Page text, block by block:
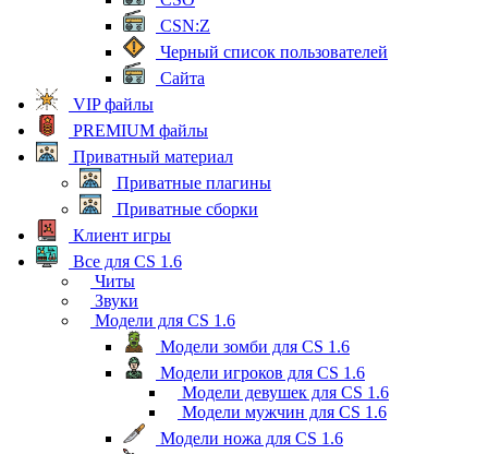
CSN:Z
Черный список пользователей
Сайта
VIP файлы
PREMIUM файлы
Приватный материал
Приватные плагины
Приватные сборки
Клиент игры
Все для CS 1.6
Читы
Звуки
Модели для CS 1.6
Модели зомби для CS 1.6
Модели игроков для CS 1.6
Модели девушек для CS 1.6
Модели мужчин для CS 1.6
Модели ножа для CS 1.6